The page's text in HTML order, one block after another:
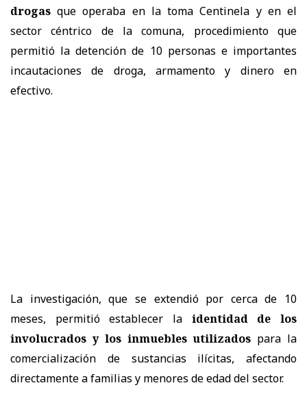
drogas que operaba en la toma Centinela y en el
sector céntrico de la comuna, procedimiento que
permitió la detención de 10 personas e importantes
incautaciones de droga, armamento y dinero en
efectivo.
La investigación, que se extendió por cerca de 10
meses, permitió establecer la
identidad de los
involucrados y los inmuebles utilizados para la
comercialización de sustancias ilícitas, afectando
directamente a familias y menores de edad del sector.